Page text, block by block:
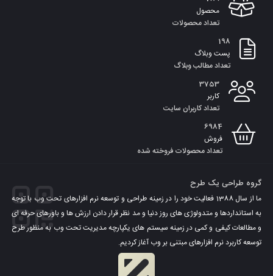
سبد
محصول
تعداد محصولات
198
پست وبلاگ
تعداد مطالب وبلاگ
3753
کاربر
تعداد کاربران سایت
6984
فروش
تعداد محصولات فروخته شده
گروه طراحی یک طرح
ما از سال 1388 فعالیت خود را در زمینه طراحی و توسعه نرم افزارهای تحت وب با توجه
به استانداردها و متدولوژی های روز دنیا و مد نظر قرار دادن ارزش ها و باورهای حرفه ای
و مطالعات کیفی و کمی در زمینه سیستم های یکپارچه مدیریت تحت وب به منظور طرح
توسعه کاربرد نرم افزارهای مبتنی بر وب آغاز کردیم.